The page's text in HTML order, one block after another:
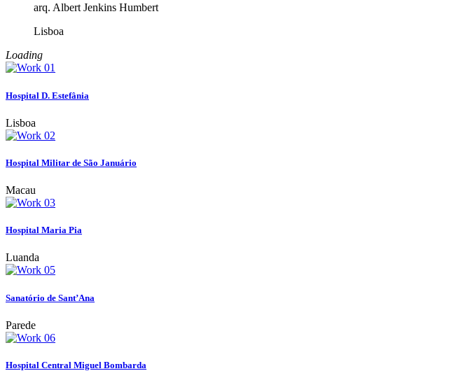
arq. Albert Jenkins Humbert
Lisboa
Loading
Hospital D. Estefânia
Lisboa
Hospital Militar de São Januário
Macau
Hospital Maria Pia
Luanda
Sanatório de Sant’Ana
Parede
Hospital Central Miguel Bombarda